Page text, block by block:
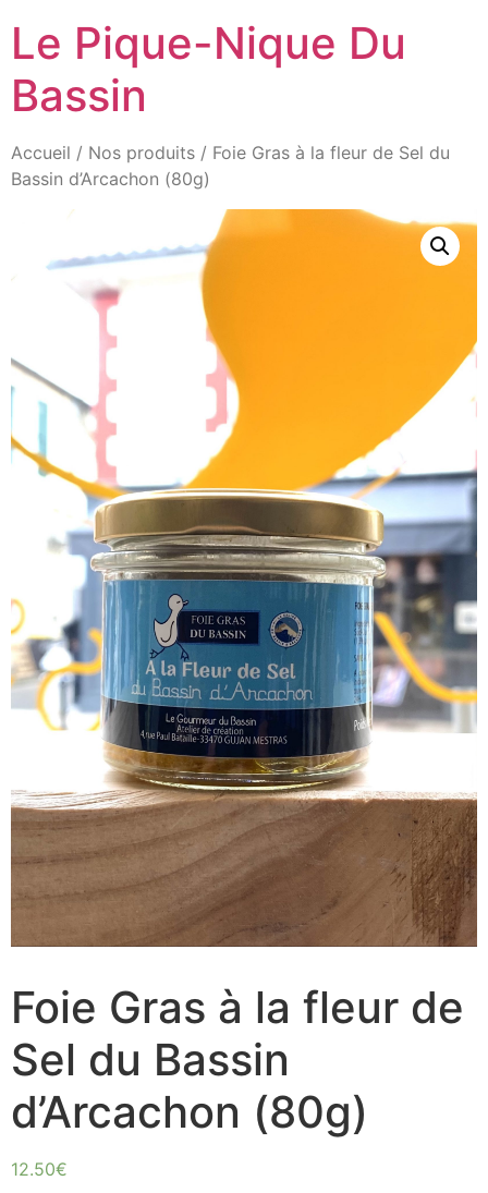
contenu
Le Pique-Nique Du
Bassin
Accueil / Nos produits / Foie Gras à la fleur de Sel du
Bassin d’Arcachon (80g)
Foie Gras à la fleur de
Sel du Bassin
d’Arcachon (80g)
12.50€